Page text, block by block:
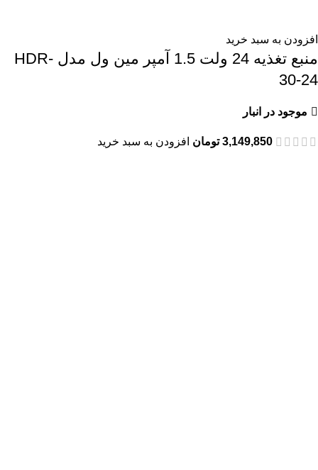
افزودن به سبد خرید
منبع تغذیه 24 ولت 1.5 آمپر مین ول مدل HDR-
30-24
موجود در انبار
3,149,850 تومان افزودن به سبد خرید